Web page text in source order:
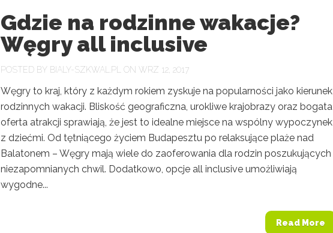
Gdzie na rodzinne wakacje?
Węgry all inclusive
POSTED BY BIALY-SZKWAL.PL ON WRZ 12, 2017
Węgry to kraj, który z każdym rokiem zyskuje na popularności jako kierunek
rodzinnych wakacji. Bliskość geograficzna, urokliwe krajobrazy oraz bogata
oferta atrakcji sprawiają, że jest to idealne miejsce na wspólny wypoczynek
z dziećmi. Od tętniącego życiem Budapesztu po relaksujące plaże nad
Balatonem – Węgry mają wiele do zaoferowania dla rodzin poszukujących
niezapomnianych chwil. Dodatkowo, opcje all inclusive umożliwiają
wygodne...
Read More